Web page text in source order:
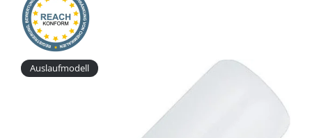
Auslaufmodell